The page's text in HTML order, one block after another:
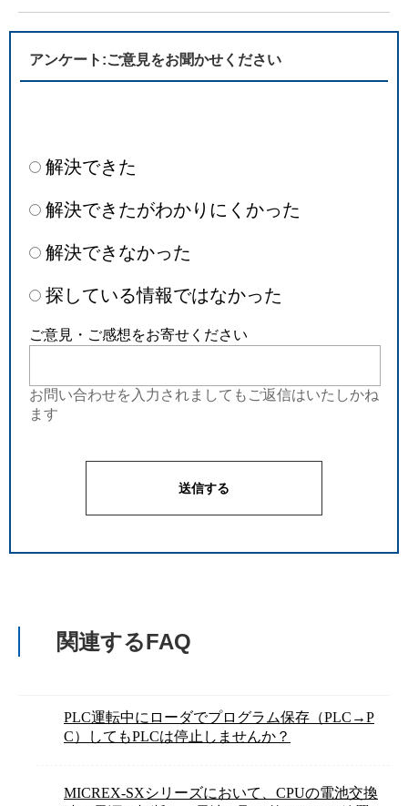
アンケート:ご意見をお聞かせください
解決できた
解決できたがわかりにくかった
解決できなかった
探している情報ではなかった
ご意見・ご感想をお寄せください
お問い合わせを入力されましてもご返信はいたしかね
ます
関連するFAQ
PLC運転中にローダでプログラム保存（PLC→P
C）してもPLCは停止しませんか？
MICREX-SXシリーズにおいて、CPUの電池交換